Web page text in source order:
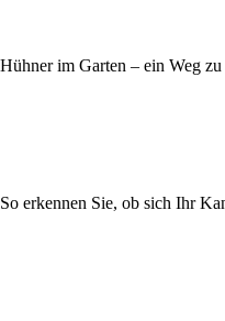
Hühner im Garten – ein Weg
So erkennen Sie, ob sich Ihr